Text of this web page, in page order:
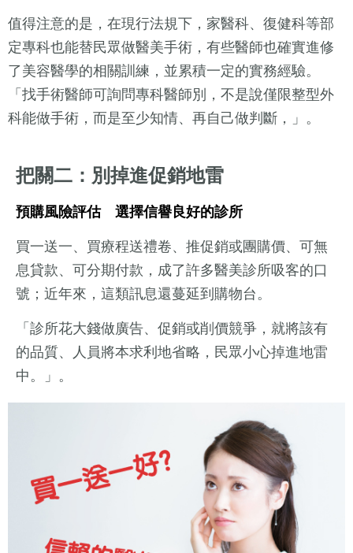
值得注意的是，在現行法規下，家醫科、復健科等部
定專科也能替民眾做醫美手術，有些醫師也確實進修
了美容醫學的相關訓練，並累積一定的實務經驗。
「找手術醫師可詢問專科醫師別，不是說僅限整型外
科能做手術，而是至少知情、再自己做判斷，」。
把關二：別掉進促銷地雷
預購風險評估 選擇信譽良好的診所
買一送一、買療程送禮卷、推促銷或團購價、可無
息貸款、可分期付款，成了許多醫美診所吸客的口
號；近年來，這類訊息還蔓延到購物台。
「診所花大錢做廣告、促銷或削價競爭，就將該有
的品質、人員將本求利地省略，民眾小心掉進地雷
中。」。